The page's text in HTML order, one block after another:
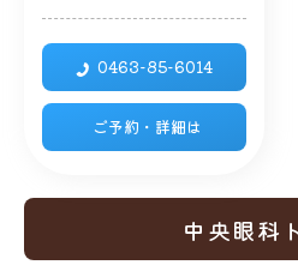
0463-85-6014
ご予約・詳細は
中央眼科